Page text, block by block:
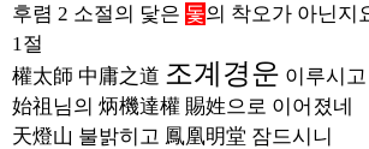
후렴 2 소절의 닻은 돛의 착오가 아닌지
1절
權太師 中庸之道 조계경운 이루시고
始祖 님의 炳機達權 賜姓으로 이어졌네
天燈山 불밝히고 鳳凰明堂 잠드시니